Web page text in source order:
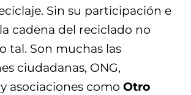
Sin su participación e
cadena del reciclado no
tal. Son muchas las
ciudadanas, ONG,
asociaciones como Otro